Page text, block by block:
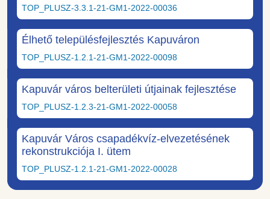
TOP_PLUSZ-3.3.1-21-GM1-2022-00036
Élhető településfejlesztés Kapuváron
TOP_PLUSZ-1.2.1-21-GM1-2022-00098
Kapuvár város belterületi útjainak fejlesztése
TOP_PLUSZ-1.2.3-21-GM1-2022-00058
Kapuvár Város csapadékvíz-elvezetésének
rekonstrukciója I. ütem
TOP_PLUSZ-1.2.1-21-GM1-2022-00028